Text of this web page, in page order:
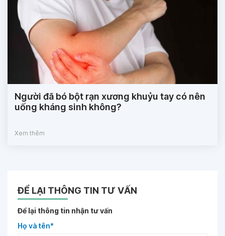
Người đã bó bột rạn xương khuỷu tay có nên
uống kháng sinh không?
Xem thêm
ĐỂ LẠI THÔNG TIN TƯ VẤN
Để lại thông tin nhận tư vấn
Họ và tên*